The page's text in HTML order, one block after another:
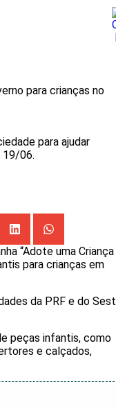
para crianças no
para ajudar
19/06.
“Adote uma Criança
para crianças em
da PRF e do Sest
peças infantis, como
e calçados,